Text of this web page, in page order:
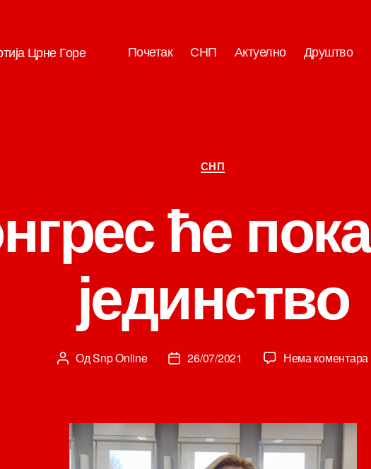
Црне Горе Почетак СНП Актуелно Друштво
Категорије
СНП
ће
јединство
Аутор
ОдSnp Online
Датум
26/07/2021 Нема коментара